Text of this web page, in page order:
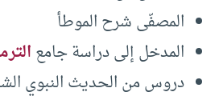
المصفّى شرح الموطأ
المدخل إلى دراسة جامع
دروس من الحديث النبوي